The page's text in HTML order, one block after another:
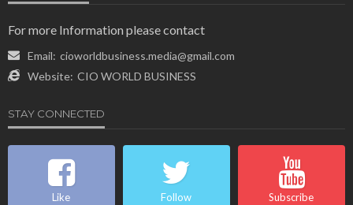
For more Information please contact
Email: cioworldbusiness.media@gmail.com
Website: CIO WORLD BUSINESS
STAY CONNECTED
Like Follow Subscribe